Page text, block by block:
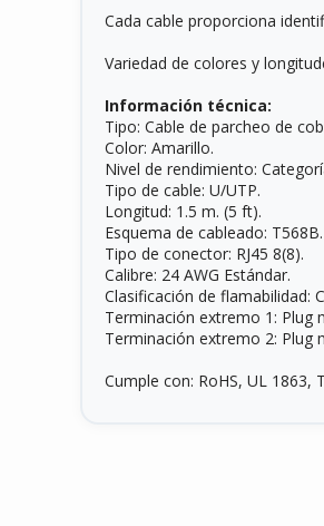
Cada cable proporciona
Variedad de colores y
Información técnica:
Tipo: Cable de parcheo de
Color: Amarillo.
Nivel de rendimiento:
Tipo de cable: U/UTP.
Longitud: 1.5 m. (5 ft).
Esquema de cableado: T568B.
Tipo de conector: RJ45 8(8).
Calibre: 24 AWG Estándar.
Clasificación de flamabilidad:
Terminación extremo 1: Plug
Terminación extremo 2: Plug
Cumple con: RoHS, UL 1863,